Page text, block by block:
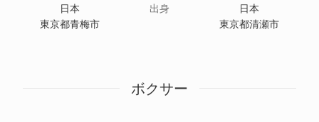
日本
東京都青梅市
出身
日本
東京都清瀬市
ボクサー